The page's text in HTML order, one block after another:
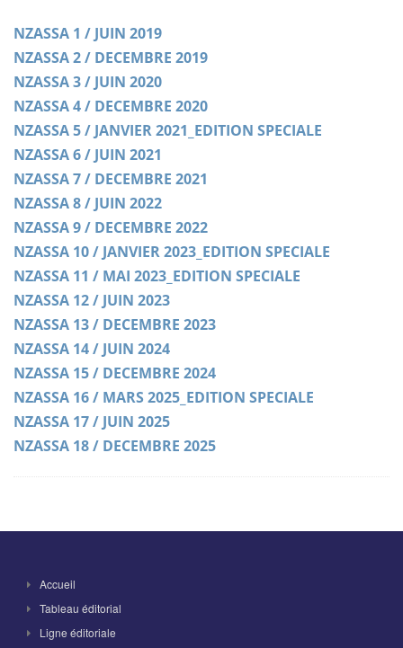
NZASSA 1 / JUIN 2019
NZASSA 2 / DECEMBRE 2019
NZASSA 3 / JUIN 2020
NZASSA 4 / DECEMBRE 2020
NZASSA 5 / JANVIER 2021_EDITION SPECIALE
NZASSA 6 / JUIN 2021
NZASSA 7 / DECEMBRE 2021
NZASSA 8 / JUIN 2022
NZASSA 9 / DECEMBRE 2022
NZASSA 10 / JANVIER 2023_EDITION SPECIALE
NZASSA 11 / MAI 2023_EDITION SPECIALE
NZASSA 12 / JUIN 2023
NZASSA 13 / DECEMBRE 2023
NZASSA 14 / JUIN 2024
NZASSA 15 / DECEMBRE 2024
NZASSA 16 / MARS 2025_EDITION SPECIALE
NZASSA 17 / JUIN 2025
NZASSA 18 / DECEMBRE 2025
Accueil
Tableau éditorial
Ligne éditoriale